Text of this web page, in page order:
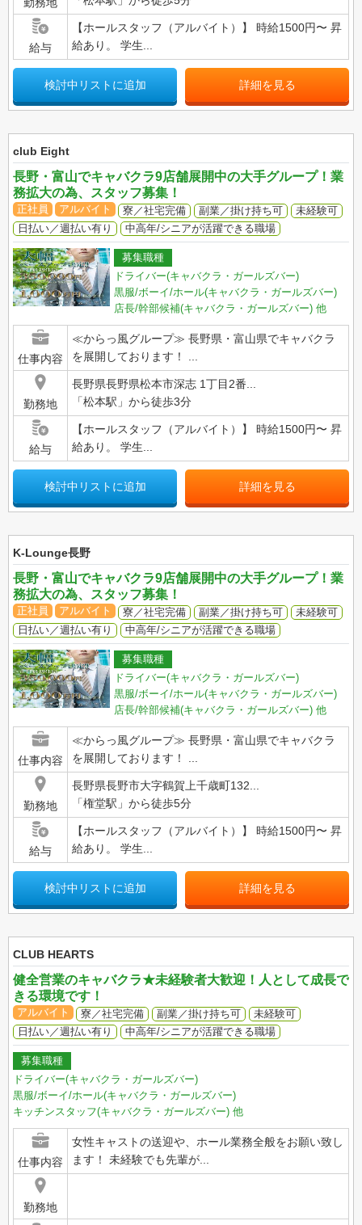
給与
【ホールスタッフ（アルバイト）】 時給1500円〜 昇
給あり。 学生...
検討中リストに追加 詳細を見る
club Eight
長野・富山でキャバクラ9店舗展開中の大手グループ！業
務拡大の為、スタッフ募集！
正社員 アルバイト 寮／社宅完備 副業／掛け持ち可
未経験可
日払い／週払い有り
中高年/シニアが活躍できる職場
募集職種
ドライバー(キャバクラ・ガールズバー)
黒服/ボーイ/ホール(キャバクラ・ガールズバー)
店長/幹部候補(キャバクラ・ガールズバー) 他
仕事内容
≪からっ風グループ≫ 長野県・富山県でキャバクラ
を展開しております！ ...
勤務地
長野県長野県松本市深志 1丁目2番...
「松本駅」から徒歩3分
給与
【ホールスタッフ（アルバイト）】 時給1500円〜 昇
給あり。 学生...
検討中リストに追加 詳細を見る
K-Lounge長野
長野・富山でキャバクラ9店舗展開中の大手グループ！業
務拡大の為、スタッフ募集！
正社員 アルバイト 寮／社宅完備 副業／掛け持ち可
未経験可
日払い／週払い有り
中高年/シニアが活躍できる職場
募集職種
ドライバー(キャバクラ・ガールズバー)
黒服/ボーイ/ホール(キャバクラ・ガールズバー)
店長/幹部候補(キャバクラ・ガールズバー) 他
仕事内容
≪からっ風グループ≫ 長野県・富山県でキャバクラ
を展開しております！ ...
勤務地
長野県長野市大字鶴賀上千歳町132...
「権堂駅」から徒歩5分
給与
【ホールスタッフ（アルバイト）】 時給1500円〜 昇
給あり。 学生...
検討中リストに追加 詳細を見る
CLUB HEARTS
健全営業のキャバクラ★未経験者大歓迎！人として成長で
きる環境です！
アルバイト 寮／社宅完備 副業／掛け持ち可
未経験可
日払い／週払い有り
中高年/シニアが活躍できる職場
募集職種
ドライバー(キャバクラ・ガールズバー)
黒服/ボーイ/ホール(キャバクラ・ガールズバー)
キッチンスタッフ(キャバクラ・ガールズバー) 他
仕事内容
女性キャストの送迎や、ホール業務全般をお願い致し
ます！ 未経験でも先輩が...
勤務地